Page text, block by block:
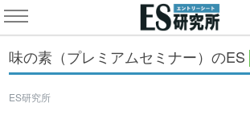
味の素（プレミアムセミナー）のES
ES研究所